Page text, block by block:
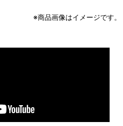
※商品画像はイメージです。